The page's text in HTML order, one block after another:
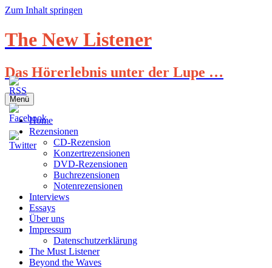
Zum Inhalt springen
The New Listener
Das Hörerlebnis unter der Lupe …
Menü
Home
Rezensionen
CD-Rezension
Konzertrezensionen
DVD-Rezensionen
Buchrezensionen
Notenrezensionen
Interviews
Essays
Über uns
Impressum
Datenschutzerklärung
The Must Listener
Beyond the Waves